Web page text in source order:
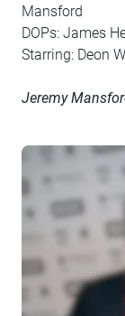
Mansford
DOPs: James
Starring: Deon
Jeremy